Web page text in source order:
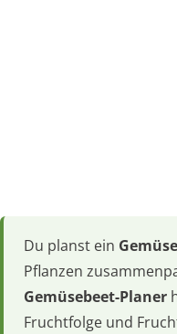
Du planst ein
Pflanzen
Gemüsebeet-Planer
Fruchtfolge und